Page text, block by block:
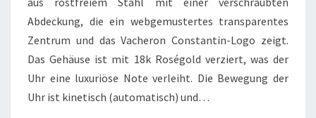
Abdeckung, die ein webgemustertes transparentes
Zentrum und das Vacheron Constantin-Logo zeigt.
Das Gehäuse ist mit 18k Roségold verziert, was der
Uhr eine luxuriöse Note verleiht. Die Bewegung der
Uhr ist kinetisch (automatisch) und…